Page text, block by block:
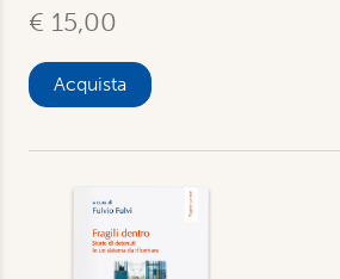
€ 15,00
Acquista